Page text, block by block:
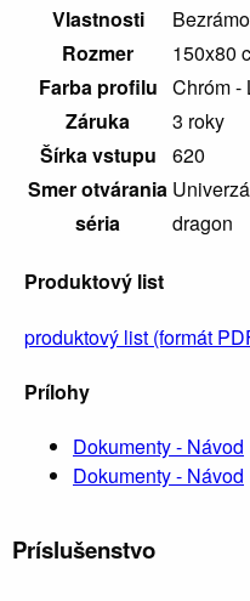
Vlastnosti
Rozmer
150x80
Farba profilu Chróm -
Záruka
3 roky
Šírka vstupu
620
Smer otvárania
séria
dragon
Produktový list
produktový list (formát
Prílohy
Dokumenty - Návod
Dokumenty - Návod
Príslušenstvo